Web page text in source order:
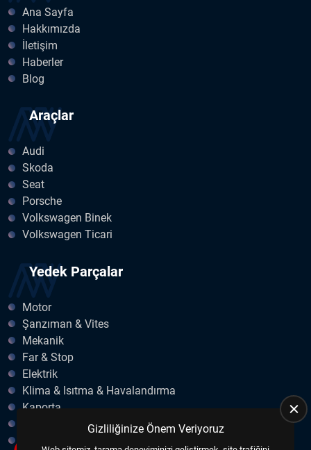
Ana Sayfa
Hakkımızda
İletişim
Haberler
Blog
Araçlar
Audi
Skoda
Seat
Porsche
Volkswagen Binek
Volkswagen Ticari
Yedek Parçalar
Motor
Şanzıman & Vites
Mekanik
Far & Stop
Elektrik
Klima & Isıtma & Havalandırma
Kaporta
Gizliliğinize Önem Veriyoruz